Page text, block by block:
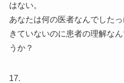
はない。
あなたは何の医者なんでした
きていないのに患者の理解な
うか？
17.